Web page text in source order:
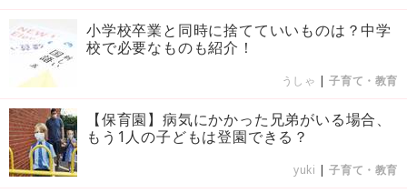
小学校卒業と同時に捨てていいものは？中学
校で必要なものも紹介！
うしゃ |子育て・教育
【保育園】病気にかかった兄弟がいる場合、
もう1人の子どもは登園できる？
yuki |子育て・教育